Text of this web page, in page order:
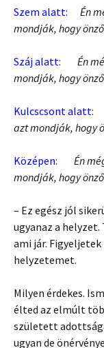
Szem alatt:
Én
mondják, hogy
Száj alatt:
Én
mondják, hogy
Kulcscsont alatt:
azt mondják, hogy
Középen:
Én
mondják, hogy
– Ez egész jól
ugyanaz a
ami jár.
helyzetemet.
Milyen érdekes.
élted az elmúlt
született
ugyan de